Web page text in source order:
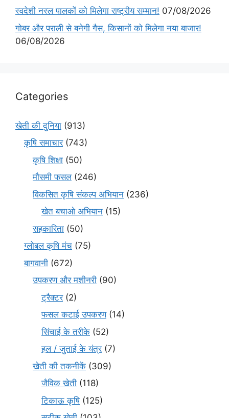
स्वदेशी नस्ल पालकों को मिलेगा राष्ट्रीय सम्मान! 07/08/2026
गोबर और पराली से बनेगी गैस, किसानों को मिलेगा नया बाजार!
06/08/2026
Categories
खेती की दुनिया (913)
कृषि समाचार(743)
कृषि शिक्षा (50)
मौसमी फसल(246)
विकसित कृषि संकल्प अभियान (236)
खेत बचाओ अभियान (15)
सहकारिता (50)
ग्लोबल कृषि मंच (75)
बागवानी (672)
उपकरण और मशीनरी (90)
ट्रैक्टर(2)
फसल कटाई उपकरण(14)
सिंचाई के तरीके (52)
हल / जुताई के यंत्र(7)
खेती की तकनीकें (309)
जैविक खेती (118)
टिकाऊ कृषि(125)